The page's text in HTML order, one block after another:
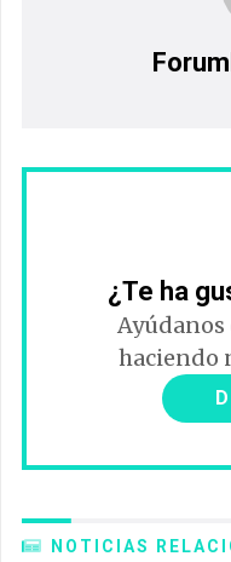
¿Te ha
Ayúdanos
haciendo
NOTICIAS